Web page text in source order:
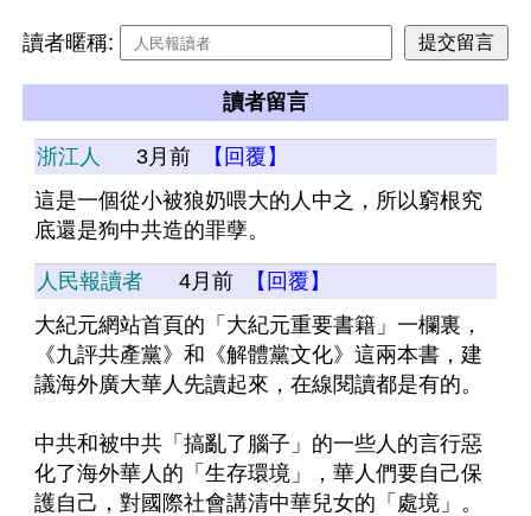
讀者暱稱:
讀者留言
浙江人 3月前
【回覆】
這是一個從小被狼奶喂大的人中之，所以窮根究
底還是狗中共造的罪孽。
人民報讀者 4月前
【回覆】
大紀元網站首頁的「大紀元重要書籍」一欄裏，
《九評共產黨》和《解體黨文化》這兩本書，建
議海外廣大華人先讀起來，在線閱讀都是有的。
中共和被中共「搞亂了腦子」的一些人的言行惡
化了海外華人的「生存環境」，華人們要自己保
護自己，對國際社會講清中華兒女的「處境」。